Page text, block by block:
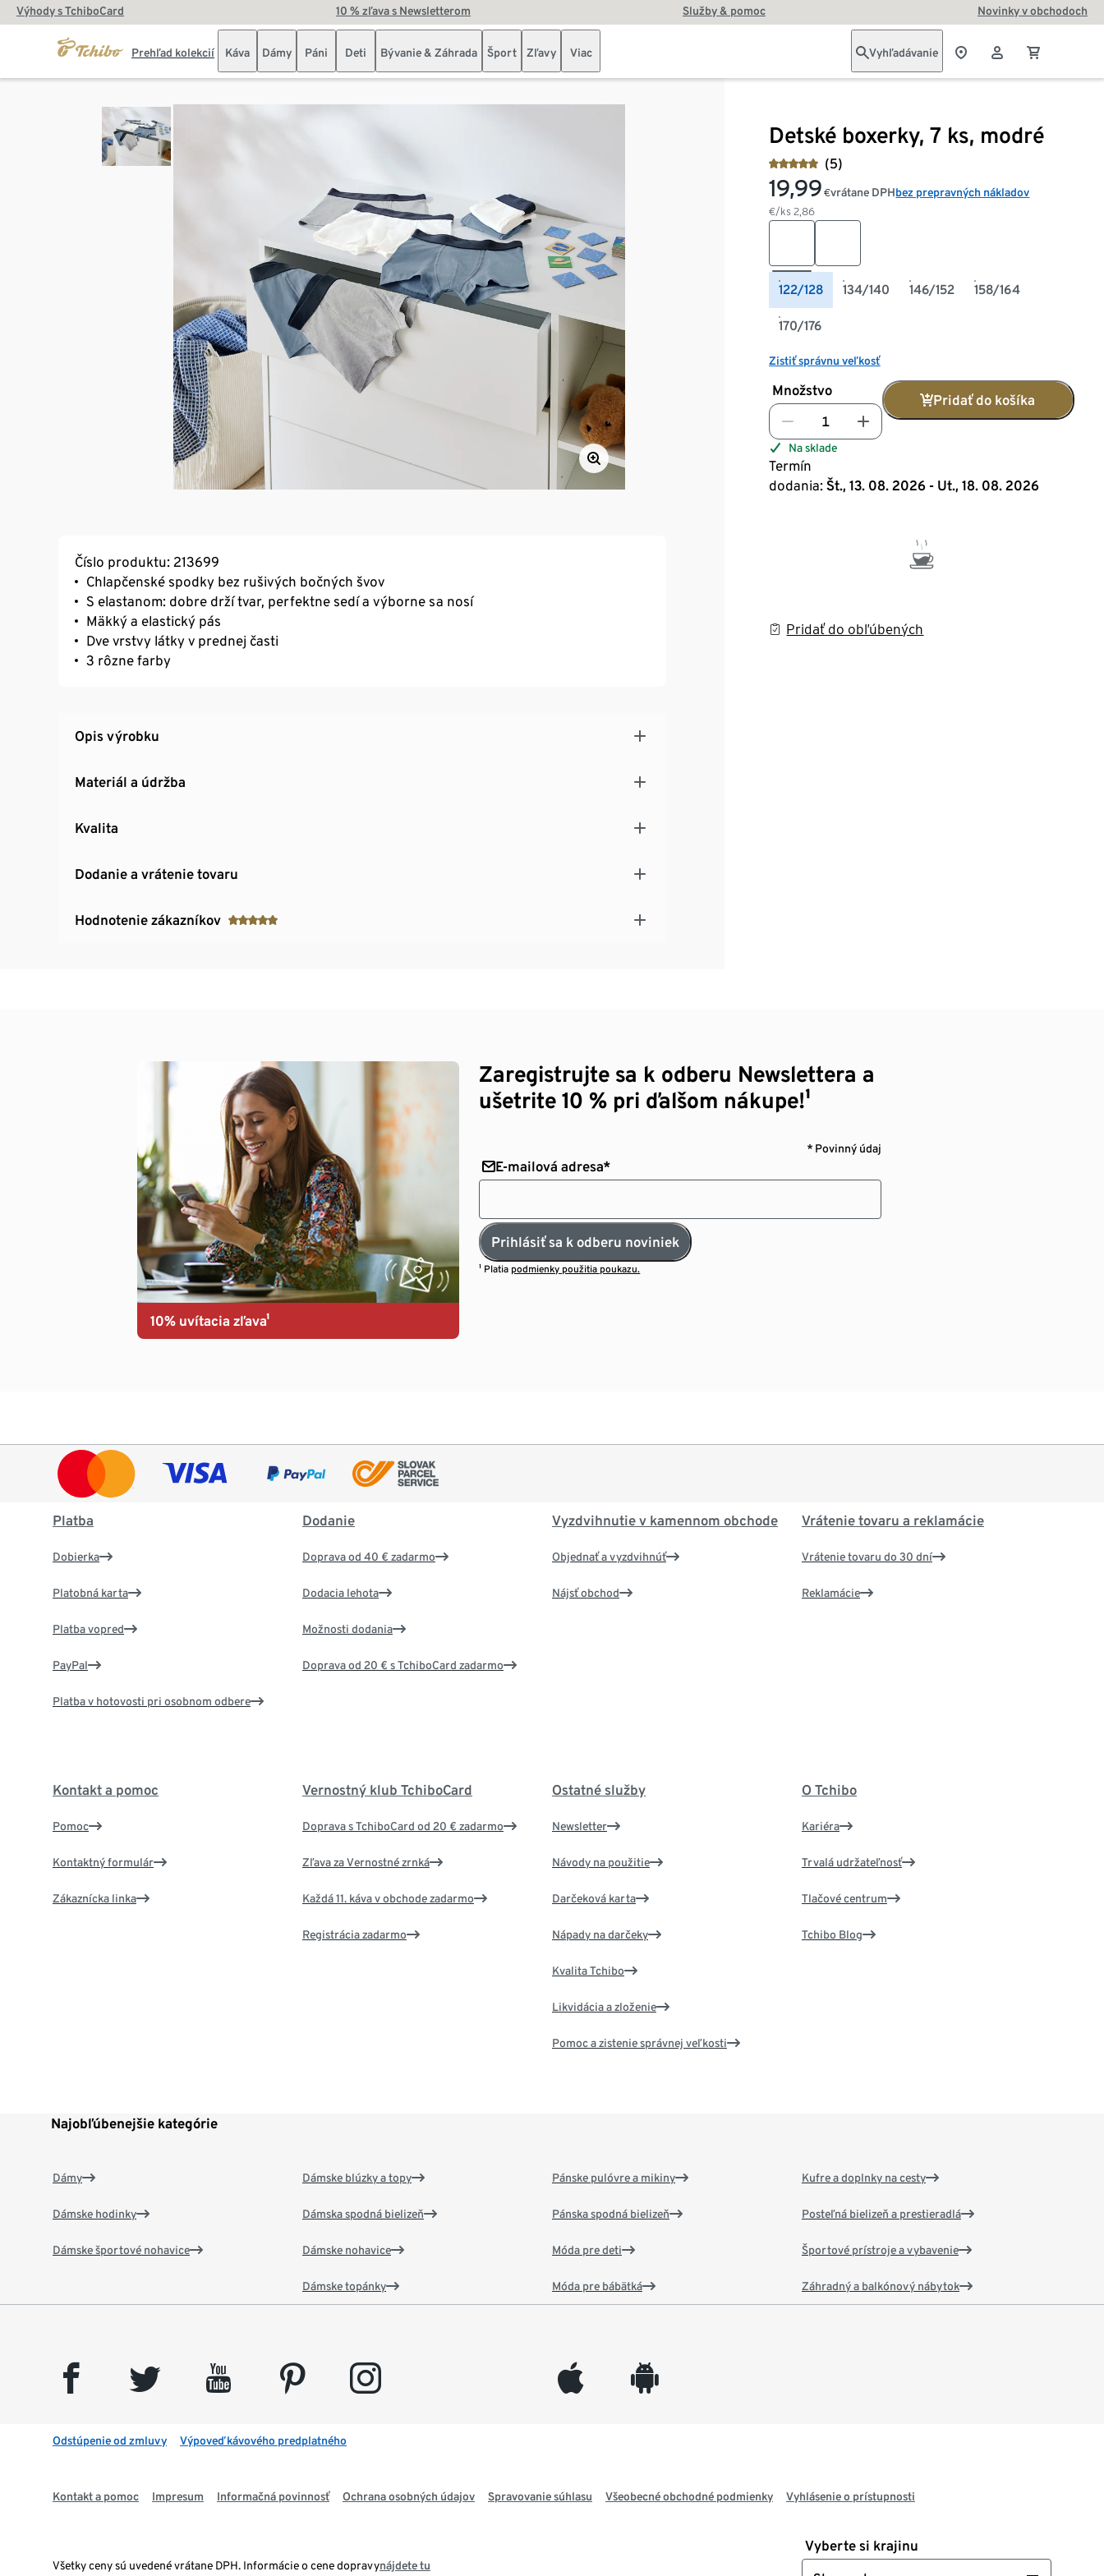
Výhody s TchiboCard 10 % zľava s Newsletterom Služby & pomoc Novinky v obchodoch
Prehľad kolekcií Káva Dámy Páni Deti Bývanie & Záhrada Šport Zľavy Viac Vyhľadávanie
Detské boxerky, 7 ks, modré
(5)
19,99 €
€/ks2,86
vrátane DPHbez prepravných nákladov
122/128 134/140 146/152 158/164
170/176
Zistiť správnu veľkosť
Množstvo
Pridať do košíka
Na sklade
Termín
dodania: Št., 13. 08. 2026 - Ut., 18. 08. 2026
Pridať do obľúbených
Číslo produktu: 213699
Chlapčenské spodky bez rušivých bočných švov
S elastanom: dobre drží tvar, perfektne sedí a výborne sa nosí
Mäkký a elastický pás
Dve vrstvy látky v prednej časti
3 rôzne farby
Opis výrobku
Materiál a údržba
Kvalita
Dodanie a vrátenie tovaru
Hodnotenie zákazníkov
10% uvítacia zľava¹
Zaregistrujte sa k odberu Newslettera a
ušetrite 10 % pri ďalšom nákupe!¹
* Povinný údaj
E-mailová adresa*
Prihlásiť sa k odberu noviniek
¹ Platia podmienky použitia poukazu.
Platba
Dobierka
Platobná karta
Platba vopred
PayPal
Platba v hotovosti pri osobnom odbere
Dodanie
Doprava od 40 € zadarmo
Dodacia lehota
Možnosti dodania
Doprava od 20 € s TchiboCard zadarmo
Vyzdvihnutie v kamennom obchode
Objednať a vyzdvihnúť
Nájsť obchod
Vrátenie tovaru a reklamácie
Vrátenie tovaru do 30 dní
Reklamácie
Kontakt a pomoc
Pomoc
Kontaktný formulár
Zákaznícka linka
Vernostný klub TchiboCard
Doprava s TchiboCard od 20 € zadarmo
Zľava za Vernostné zrnká
Každá 11. káva v obchode zadarmo
Registrácia zadarmo
Ostatné služby
Newsletter
Návody na použitie
Darčeková karta
Nápady na darčeky
Kvalita Tchibo
Likvidácia a zloženie
Pomoc a zistenie správnej veľkosti
O Tchibo
Kariéra
Trvalá udržateľnosť
Tlačové centrum
Tchibo Blog
Najobľúbenejšie kategórie
Dámy
Dámske hodinky
Dámske športové nohavice
Dámske blúzky a topy
Dámska spodná bielizeň
Dámske nohavice
Dámske topánky
Pánske pulóvre a mikiny
Pánska spodná bielizeň
Móda pre deti
Móda pre bábätká
Kufre a doplnky na cesty
Posteľná bielizeň a prestieradlá
Športové prístroje a vybavenie
Záhradný a balkónový nábytok
facebook twitter youtube pinterest instagram appleinc android
Odstúpenie od zmluvy Výpoveď kávového predplatného
Kontakt a pomoc Impresum Informačná povinnosť Ochrana osobných údajov Spravovanie súhlasu Všeobecné obchodné podmienky Vyhlásenie o prístupnosti
Všetky ceny sú uvedené vrátane DPH. Informácie o cene dopravynájdete tu
Vyberte si krajinu